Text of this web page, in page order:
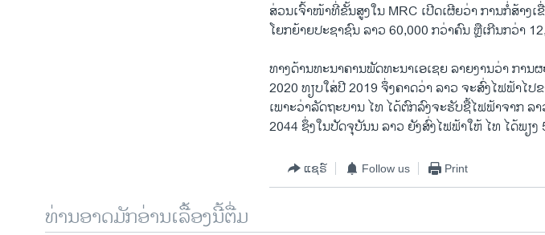
ສ່ວນເຈົ້າໜ້າທີ່ຂັ້ນສູງໃນ MRC ເປີດເຜີຍວ່າ ການກໍ່ສ້າງ
ໂຍກຍ້າຍປະຊາຊົນ ລາວ 60,000 ກວ່າຄົນ ຫຼືເກີນກວ່າ
ທາງດ້ານທະນາຄານພັດທະນາເອເຊຍ ລາຍງານວ່າ ການ
2020 ທຽບໃສ່ປີ 2019 ຈຶ່ງຄາດວ່າ ລາວ ຈະສົ່ງໄຟຟ້າໄ
ເພາະວ່າລັດຖະບານ ໄທ ໄດ້ຕົກລົງຈະຮັບຊື້ໄຟຟ້າຈາກ ລ
2044 ຊຶ່ງໃນປັດຈຸບັນນ ລາວ ຍັງສົ່ງໄຟຟ້າໃຫ້ ໄທ ໄດ້ພຽງ
ແຊຣ໌ Follow us Print
ທ່ານອາດມັກອ່ານເລື້ອງນີ້ຕື່ມ